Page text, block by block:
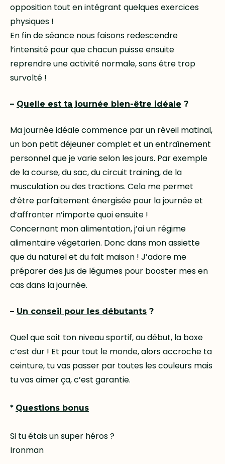
opposition tout en intégrant quelques exercices
physiques !
En fin de séance nous faisons redescendre
l’intensité pour que chacun puisse ensuite
reprendre une activité normale, sans être trop
survolté !
– Quelle est ta journée bien-être idéale ?
Ma journée idéale commence par un réveil matinal,
un bon petit déjeuner complet et un entraînement
personnel que je varie selon les jours. Par exemple
de la course, du sac, du circuit training, de la
musculation ou des tractions. Cela me permet
d’être parfaitement énergisée pour la journée et
d’affronter n’importe quoi ensuite !
Concernant mon alimentation, j’ai un régime
alimentaire végetarien. Donc dans mon assiette
que du naturel et du fait maison ! J’adore me
préparer des jus de légumes pour booster mes en
cas dans la journée.
– Un conseil pour les débutants ?
Quel que soit ton niveau sportif, au début, la boxe
c’est dur ! Et pour tout le monde, alors accroche ta
ceinture, tu vas passer par toutes les couleurs mais
tu vas aimer ça, c’est garantie.
* Questions bonus
Si tu étais un super héros ?
Ironman